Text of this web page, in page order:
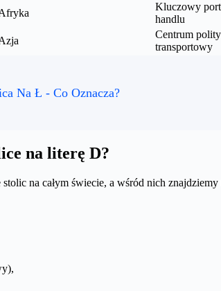
Kluczowy port
handlu
Centrum
transportowy
Na Ł - Co Oznacza?
na literę D?
na całym świecie, a wśród nich znajdziemy